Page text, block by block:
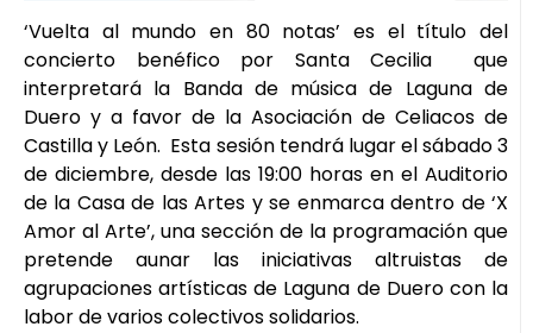
‘Vuelta al mundo en 80 notas’ es el título del
concierto benéfico por Santa Cecilia que
interpretará la Banda de música de Laguna de
Duero y a favor de la Asociación de Celiacos de
Castilla y León. Esta sesión tendrá lugar el sábado 3
de diciembre, desde las 19:00 horas en el Auditorio
de la Casa de las Artes y se enmarca dentro de ‘X
Amor al Arte’, una sección de la programación que
pretende aunar las iniciativas altruistas de
agrupaciones artísticas de Laguna de Duero con la
labor de varios colectivos solidarios.